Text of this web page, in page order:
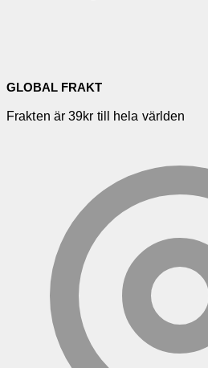
GLOBAL FRAKT
Frakten är 39kr till hela världen